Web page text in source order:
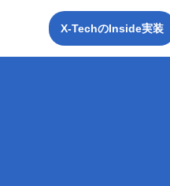
X-TechのInside実装